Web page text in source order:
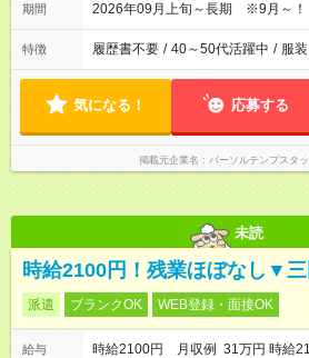
期間 2026年09月上旬～長期 ※9月～！
特徴 履歴書不要 / 40～50代活躍中 / 服
気になる！ 応募する
掲載元企業名 パーソルテンプスタ
未読
時給2100円！残業ほぼなし▼
派遣 ブランクOK WEB登録・面接OK
給与
時給2100円 月収例 31万円 時給